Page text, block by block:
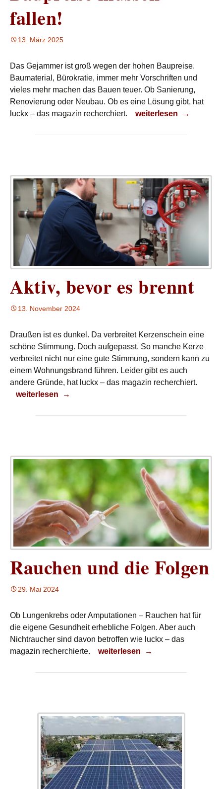
fallen!
13. März 2025
Das Gejammer ist groß wegen der hohen Baupreise.
Baumaterial, Bürokratie, immer mehr Vorschriften und
vieles mehr machen das Bauen teuer. Ob Sanierung,
Renovierung oder Neubau. Ob es eine Lösung gibt, hat
luckx – das magazin recherchiert.
Baupreise müssen
weiterlesen →
Aktiv, bevor es brennt
13. November 2024
Draußen ist es dunkel. Da verbreitet Kerzenschein eine
schöne Stimmung. Doch aufgepasst. So manche Kerze
verbreitet nicht nur eine gute Stimmung, sondern kann zu
einem Wohnungsbrand führen. Leider gibt es auch
andere Gründe, hat luckx – das magazin recherchiert.
Aktiv, bevor es brennt
weiterlesen →
Rauchen und die Folgen
29. Mai 2024
Ob Lungenkrebs oder Amputationen – Rauchen hat für
die eigene Gesundheit erhebliche Folgen. Aber auch
Nichtraucher sind davon betroffen wie luckx – das
magazin recherchierte.
Rauchen und die Folgen
weiterlesen →